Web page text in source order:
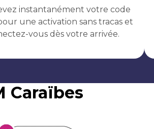
instantanément votre code
une activation sans tracas et
vous dès votre arrivée.
Caraïbes